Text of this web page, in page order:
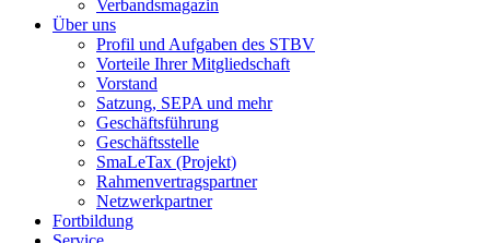
Verbandsmagazin
Über uns
Profil und Aufgaben des STBV
Vorteile Ihrer Mitgliedschaft
Vorstand
Satzung, SEPA und mehr
Geschäftsführung
Geschäftsstelle
SmaLeTax (Projekt)
Rahmenvertragspartner
Netzwerkpartner
Fortbildung